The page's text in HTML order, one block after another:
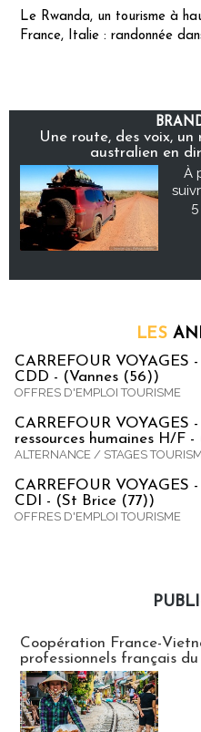
Le Rwanda, un tourisme à
France, Italie : randonnée
Une route, des voix, un
australien en
À
LES
CARREFOUR VOYAGES
CDD - (Vannes (56))
OFFRES D'EMPLOI TOURISME
CARREFOUR
ressources humaines H/F
ALTERNANCE / STAGES
CARREFOUR VOYAGES
CDI - (St Brice (77))
OFFRES D'EMPLOI TOURISME
Coopération France-
professionnels français